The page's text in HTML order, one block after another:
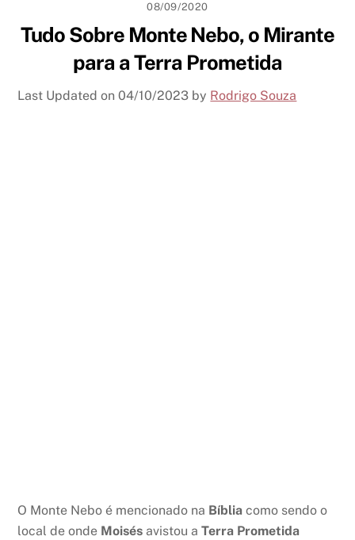
08/09/2020
Tudo Sobre Monte Nebo, o Mirante
para a Terra Prometida
Last Updated on04/10/2023 by Rodrigo Souza
O Monte Nebo é mencionado na Bíblia como sendo o
local de onde Moisés avistou aTerra Prometida